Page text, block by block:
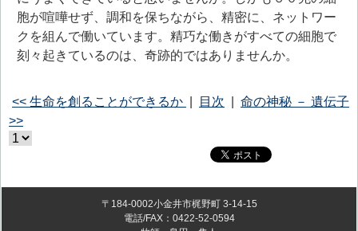
胞が喧嘩せず、調和を保ちながら、精密に、ネットワー
クを組んで働いています。精巧な働きがすべての細胞で
刻々起きているのは、奇跡的ではありませんか。
<< 生命を創ることができるか 目次
命の神秘 － 遺伝子
>>
〒184-0002小金井市梶野町 3-14-15
電話/FAX：0422-52-0594